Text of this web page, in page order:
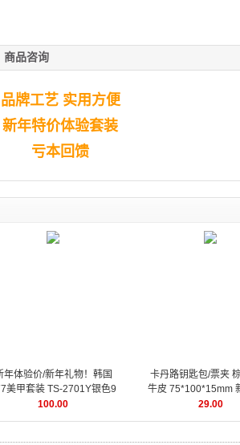
商品咨询
品牌工艺 实用方便
新年特价体验套装
亏本回馈
年体验价/新年礼物！韩国
美甲套装 TS-2701Y银色9
件套 指甲刀套装/美甲工具
100.00
卡丹路钥匙包/票夹
牛皮 75*100*15mm
价下单体验
29.00